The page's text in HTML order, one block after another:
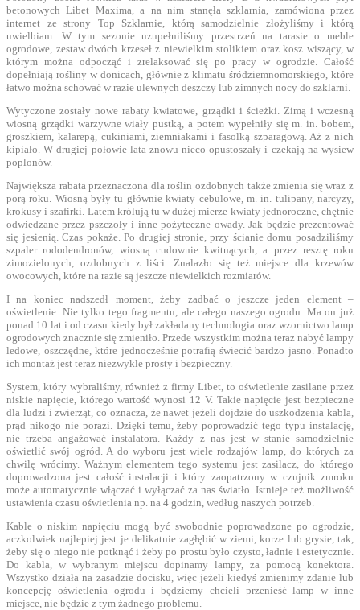
betonowych Libet Maxima, a na nim stanęła szklarnia, zamówiona przez
internet ze strony Top Szklarnie, którą samodzielnie złożyliśmy i którą
uwielbiam. W tym sezonie uzupełniliśmy przestrzeń na tarasie o meble
ogrodowe, zestaw dwóch krzeseł z niewielkim stolikiem oraz kosz wiszący, w
którym można odpocząć i zrelaksować się po pracy w ogrodzie. Całość
dopełniają rośliny w donicach, głównie z klimatu śródziemnomorskiego, które
łatwo można schować w razie ulewnych deszczy lub zimnych nocy do szklarni.
Wytyczone zostały nowe rabaty kwiatowe, grządki i ścieżki. Zimą i wczesną
wiosną grządki warzywne wiały pustką, a potem wypełniły się m. in. bobem,
groszkiem, kalarepą, cukiniami, ziemniakami i fasolką szparagową. Aż z nich
kipiało. W drugiej połowie lata znowu nieco opustoszały i czekają na wysiew
poplonów.
Największa rabata przeznaczona dla roślin ozdobnych także zmienia się wraz z
porą roku. Wiosną były tu głównie kwiaty cebulowe, m. in. tulipany, narcyzy,
krokusy i szafirki. Latem królują tu w dużej mierze kwiaty jednoroczne, chętnie
odwiedzane przez pszczoły i inne pożyteczne owady. Jak będzie prezentować
się jesienią. Czas pokaże. Po drugiej stronie, przy ścianie domu posadziliśmy
szpaler rododendronów, wiosną cudownie kwitnących, a przez resztę roku
zimozielonych, ozdobnych z liści. Znalazło się też miejsce dla krzewów
owocowych, które na razie są jeszcze niewielkich rozmiarów.
I na koniec nadszedł moment, żeby zadbać o jeszcze jeden element –
oświetlenie. Nie tylko tego fragmentu, ale całego naszego ogrodu. Ma on już
ponad 10 lat i od czasu kiedy był zakładany technologia oraz wzornictwo lamp
ogrodowych znacznie się zmieniło. Przede wszystkim można teraz nabyć lampy
ledowe, oszczędne, które jednocześnie potrafią świecić bardzo jasno. Ponadto
ich montaż jest teraz niezwykle prosty i bezpieczny.
System, który wybraliśmy, również z firmy Libet, to oświetlenie zasilane przez
niskie napięcie, którego wartość wynosi 12 V. Takie napięcie jest bezpieczne
dla ludzi i zwierząt, co oznacza, że nawet jeżeli dojdzie do uszkodzenia kabla,
prąd nikogo nie porazi. Dzięki temu, żeby poprowadzić tego typu instalację,
nie trzeba angażować instalatora. Każdy z nas jest w stanie samodzielnie
oświetlić swój ogród. A do wyboru jest wiele rodzajów lamp, do których za
chwilę wrócimy. Ważnym elementem tego systemu jest zasilacz, do którego
doprowadzona jest całość instalacji i który zaopatrzony w czujnik zmroku
może automatycznie włączać i wyłączać za nas światło. Istnieje też możliwość
ustawienia czasu oświetlenia np. na 4 godzin, według naszych potrzeb.
Kable o niskim napięciu mogą być swobodnie poprowadzone po ogrodzie,
aczkolwiek najlepiej jest je delikatnie zagłębić w ziemi, korze lub grysie, tak,
żeby się o niego nie potknąć i żeby po prostu było czysto, ładnie i estetycznie.
Do kabla, w wybranym miejscu dopinamy lampy, za pomocą konektora.
Wszystko działa na zasadzie docisku, więc jeżeli kiedyś zmienimy zdanie lub
koncepcję oświetlenia ogrodu i będziemy chcieli przenieść lamp w inne
miejsce, nie będzie z tym żadnego problemu.